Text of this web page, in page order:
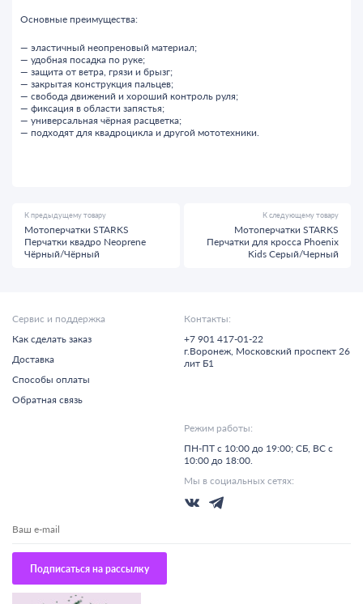
Основные преимущества:
— эластичный неопреновый материал;
— удобная посадка по руке;
— защита от ветра, грязи и брызг;
— закрытая конструкция пальцев;
— свобода движений и хороший контроль руля;
— фиксация в области запястья;
— универсальная чёрная расцветка;
— подходят для квадроцикла и другой мототехники.
К предыдущему товару
Мотоперчатки STARKS
Перчатки квадро Neoprene
Чёрный/Чёрный
К следующему товару
Мотоперчатки STARKS
Перчатки для кросса Phoenix
Kids Cерый/Черный
Сервис и поддержка
Как сделать заказ
Доставка
Способы оплаты
Обратная связь
Контакты:
+7 901 417-01-22
г.Воронеж, Московский проспект 26
лит Б1
Режим работы:
ПН-ПТ с 10:00 до 19:00; СБ, ВС с
10:00 до 18:00.
Мы в социальных сетях:
Подписаться на рассылку